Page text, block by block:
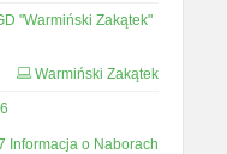
"Warmiński Zakątek"
Warmiński Zakątek
Informacja o Naborach